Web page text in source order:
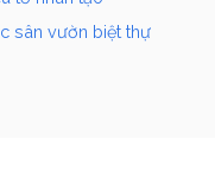
sân vườn biệt thự